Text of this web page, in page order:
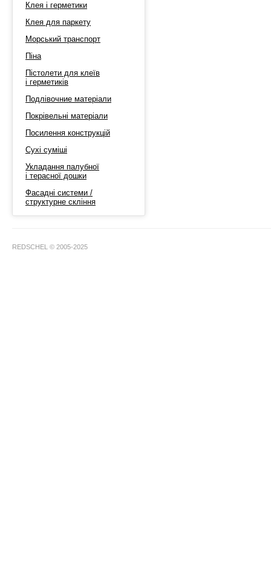
Клея і герметики
Клея для паркету
Морський транспорт
Піна
Пістолети для клеїв
і герметиків
Подлівочние матеріали
Покрівельні матеріали
Посилення конструкцій
Сухі суміші
Укладання палубної
і терасної дошки
Фасадні системи /
структурне скління
REDSCHEL © 2005-2025